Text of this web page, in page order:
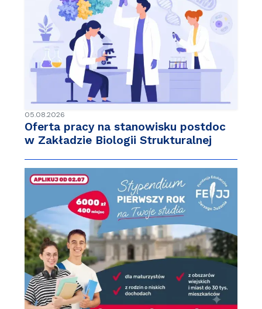
05.08.2026
Oferta pracy na stanowisku postdoc
w Zakładzie Biologii Strukturalnej